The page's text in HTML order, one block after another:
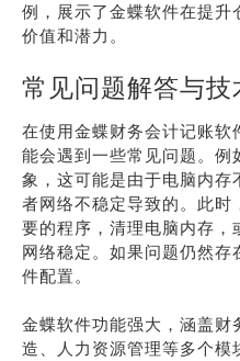
例，展示了金蝶软件在提升
价值和潜力。
常见问题解答与技
在使用金蝶财务会计记账
能会遇到一些常见问题。
象，这可能是由于电脑内
者网络不稳定导致的。此
要的程序，清理电脑内存
网络稳定。如果问题仍然
件配置。
金蝶软件功能强大，涵盖财
造、人力资源管理等多个模